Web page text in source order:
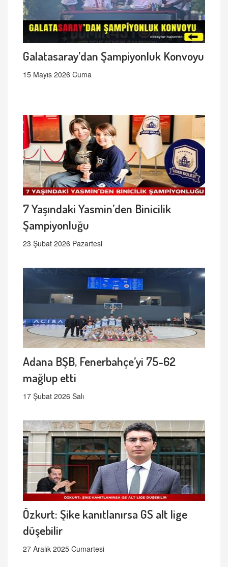
Galatasaray’dan Şampiyonluk Konvoyu
15 Mayıs 2026 Cuma
7 Yaşındaki Yasmin’den Binicilik
Şampiyonluğu
23 Şubat 2026 Pazartesi
Adana BŞB, Fenerbahçe’yi 75-62
mağlup etti
17 Şubat 2026 Salı
Özkurt: Şike kanıtlanırsa GS alt lige
düşebilir
27 Aralık 2025 Cumartesi